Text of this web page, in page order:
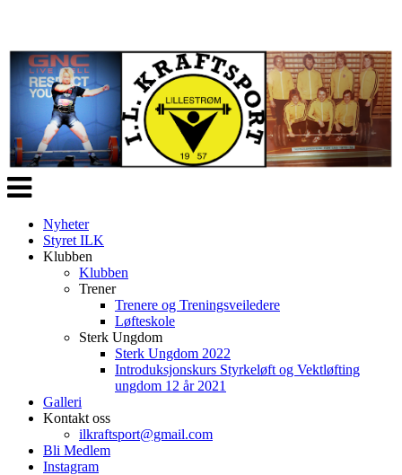
Veksle
navigasjon
Nyheter
Styret ILK
Klubben
Klubben
Trener
Trenere og Treningsveiledere
Løfteskole
Sterk Ungdom
Sterk Ungdom 2022
Introduksjonskurs Styrkeløft og Vektløfting
ungdom 12 år 2021
Galleri
Kontakt oss
ilkraftsport@gmail.com
Bli Medlem
Instagram